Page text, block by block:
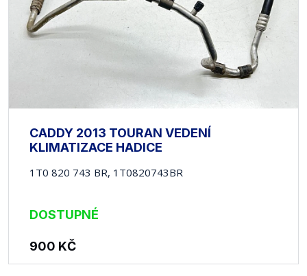
CADDY 2013 TOURAN VEDENÍ
KLIMATIZACE HADICE
1T0 820 743 BR, 1T0820743BR
DOSTUPNÉ
900 KČ